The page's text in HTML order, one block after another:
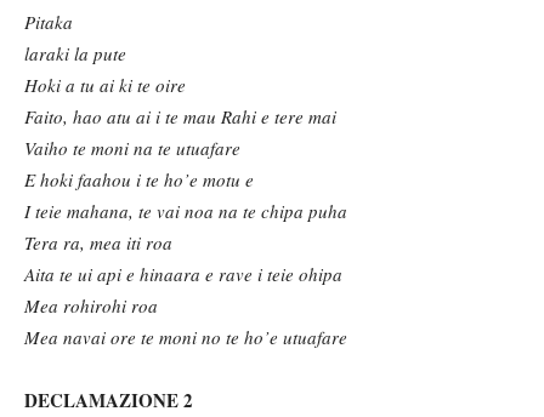
Pitaka
laraki la pute
Hoki a tu ai ki te oire
Faito, hao atu ai i te mau Rahi e tere mai
Vaiho te moni na te utuafare
E hoki faahou i te ho’e motu e
I teie mahana, te vai noa na te chipa puha
Tera ra, mea iti roa
Aita te ui api e hinaara e rave i teie ohipa
Mea rohirohi roa
Mea navai ore te moni no te ho’e utuafare
DECLAMAZIONE 2